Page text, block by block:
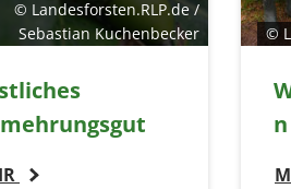
© Landesforsten.RLP.de /
Sebastian Kuchenbecker
©
n